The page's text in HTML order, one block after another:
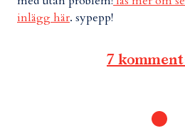
inlägg här. sypepp!
7